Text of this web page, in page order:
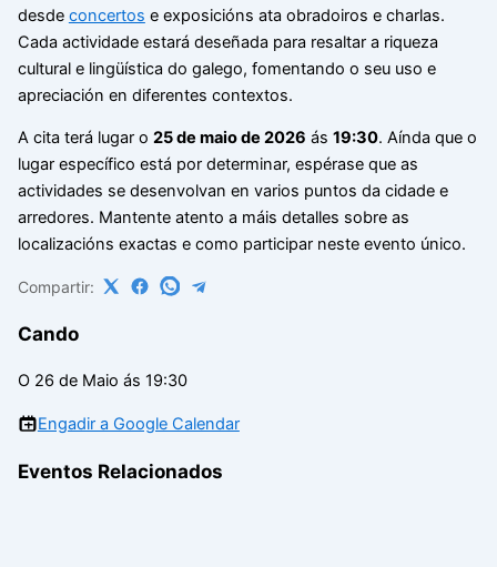
desde concertos e exposicións ata obradoiros e charlas.
Cada actividade estará deseñada para resaltar a riqueza
cultural e lingüística do galego, fomentando o seu uso e
apreciación en diferentes contextos.
A cita terá lugar o 25 de maio de 2026 ás 19:30. Aínda que o
lugar específico está por determinar, espérase que as
actividades se desenvolvan en varios puntos da cidade e
arredores. Mantente atento a máis detalles sobre as
localizacións exactas e como participar neste evento único.
Compartir:
Cando
O 26 de Maio ás 19:30
Engadir a Google Calendar
Eventos Relacionados